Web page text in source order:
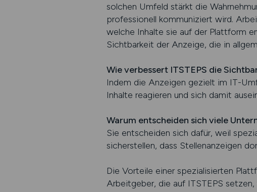
solchen Umfeld stärkt die
professionell kommuniziert wird.
welche Inhalte sie auf der Plattform
Sichtbarkeit der Anzeige, die in
Wie verbessert ITSTEPS die
Indem die Anzeigen gezielt im IT-
Inhalte reagieren und sich damit
Warum entscheiden sich viele
Sie entscheiden sich dafür, weil
sicherstellen, dass Stellenanzeigen
Die Vorteile einer spezialisierten
Arbeitgeber, die auf ITSTEPS